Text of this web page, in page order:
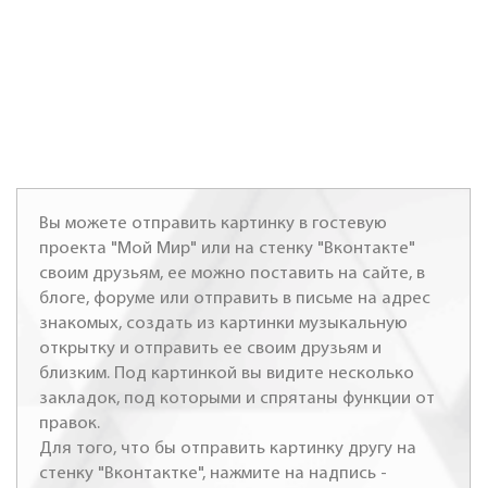
Вы можете отправить картинку в гостевую
проекта "Мой Мир" или на стенку "Вконтакте"
своим друзьям, ее можно поставить на сайте, в
блоге, форуме или отправить в письме на адрес
знакомых, создать из картинки музыкальную
открытку и отправить ее своим друзьям и
близким. Под картинкой вы видите несколько
закладок, под которыми и спрятаны функции от
правок.
Для того, что бы отправить картинку другу на
стенку "Вконтактке", нажмите на надпись -